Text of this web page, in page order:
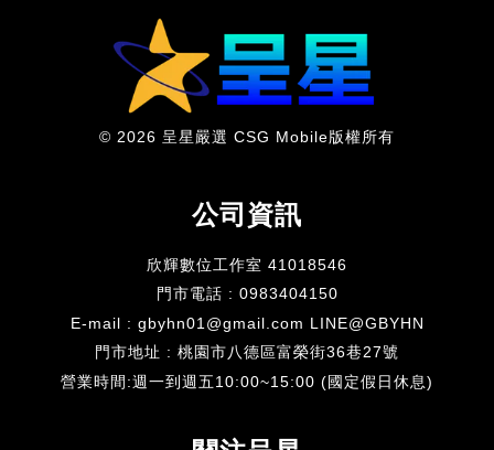
© 2026 呈星嚴選 CSG Mobile版權所有
公司資訊
欣輝數位工作室 41018546
門市電話 : 0983404150
E-mail : gbyhn01@gmail.com LINE@GBYHN
門市地址 : 桃園市八德區富榮街36巷27號
​營業時間:週一到週五10:00~15:00 (國定假日休息)